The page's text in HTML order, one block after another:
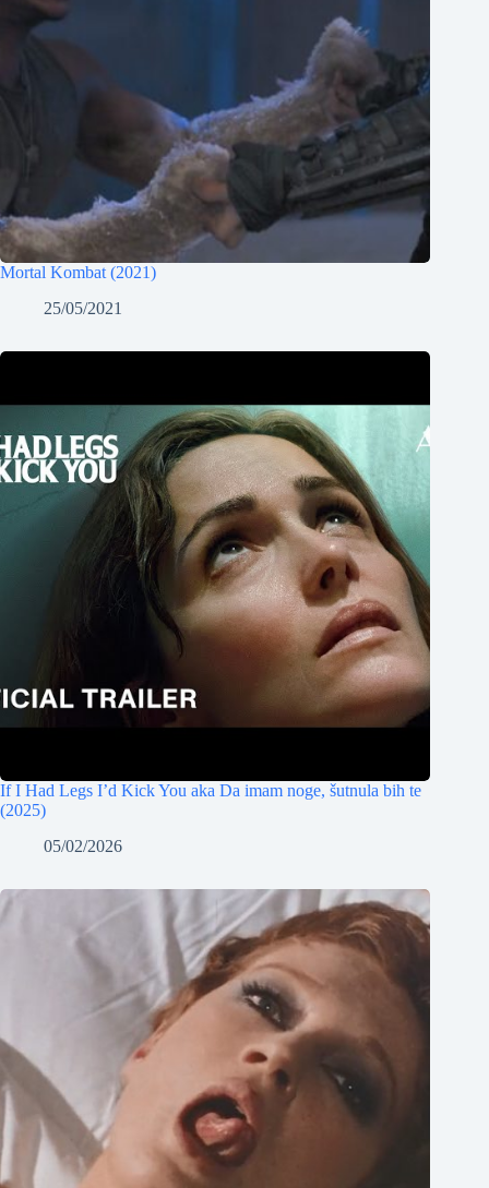
Mortal Kombat (2021)
25/05/2021
If I Had Legs I’d Kick You aka Da imam noge, šutnula bih te
(2025)
05/02/2026